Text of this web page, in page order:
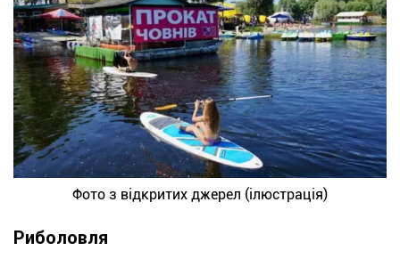
Фото з відкритих джерел (ілюстрація)
Риболовля